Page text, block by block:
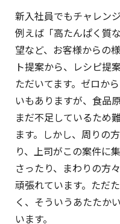
新入社員でもチャレン
例えば「高たんぱく質
望など、お客様からの
ト提案から、レシピ提
ただいてます。ゼロか
いもありますが、食品
まだ不足しているため
ます。しかし、周りの
り、上司がこの案件に
さったり、まわりの方
頑張れています。ただ
く、そういうあたたか
います。